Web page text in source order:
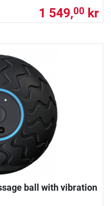
1 549,00 kr
ball with vibration